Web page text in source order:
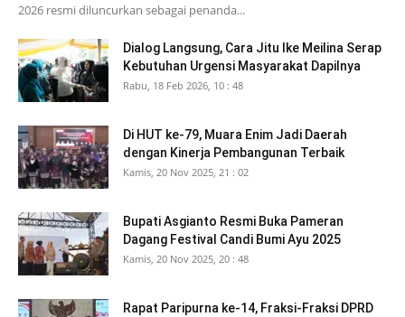
2026 resmi diluncurkan sebagai penanda...
Dialog Langsung, Cara Jitu Ike Meilina Serap
Kebutuhan Urgensi Masyarakat Dapilnya
Rabu, 18 Feb 2026, 10 : 48
Di HUT ke-79, Muara Enim Jadi Daerah
dengan Kinerja Pembangunan Terbaik
Kamis, 20 Nov 2025, 21 : 02
Bupati Asgianto Resmi Buka Pameran
Dagang Festival Candi Bumi Ayu 2025
Kamis, 20 Nov 2025, 20 : 48
Rapat Paripurna ke-14, Fraksi-Fraksi DPRD